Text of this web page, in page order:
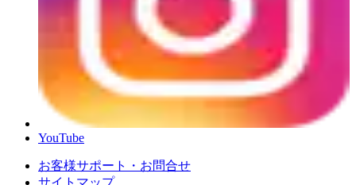
YouTube
お客様サポート・お問合せ
サイトマップ